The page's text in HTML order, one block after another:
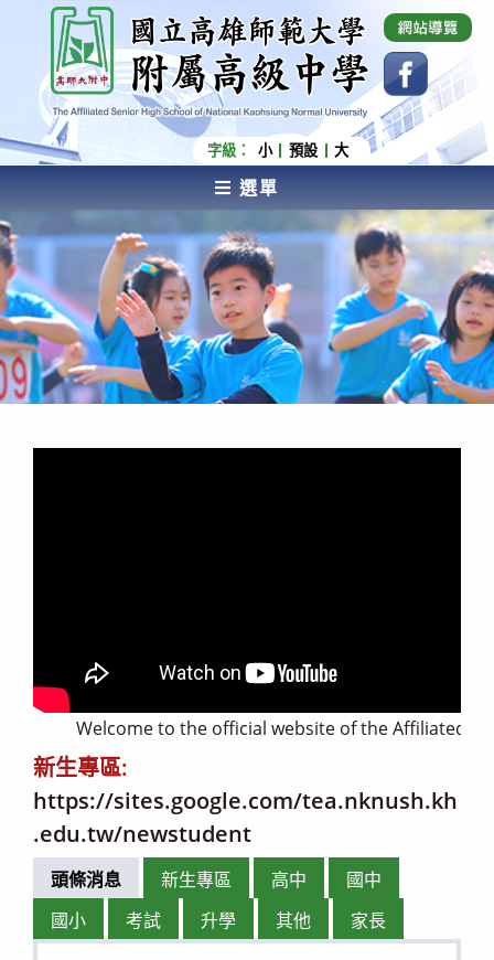
內
容
國立高雄師範大學附屬高級中學 Affiliated Senior
High School of National Kaohsiung Normal
University
字級： 小 預設 大
選單
AFFILIATED SENIOR HIGH SCHOOL OF NATIONAL
KAOHSIUNG NORMAL UNIVERSITY
Welcome to the official website of the Affiliated
新生專區:
https://sites.google.com/tea.nknush.kh
.edu.tw/newstudent
頭條消息 新生專區 高中
國中
國小
考試 升學 其他 家長